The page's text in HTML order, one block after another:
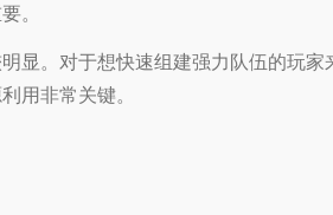
。
显。对于想快速组建强力队伍的玩家
用非常关键。